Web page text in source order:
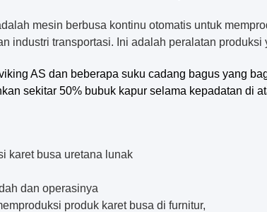
mesin berbusa kontinu otomatis untuk
industri transportasi. Ini adalah peralatan
AS dan beberapa suku cadang bagus yang
sekitar 50% bubuk kapur selama kepadatan di
karet busa uretana lunak
dan operasinya
produk karet busa di furnitur,